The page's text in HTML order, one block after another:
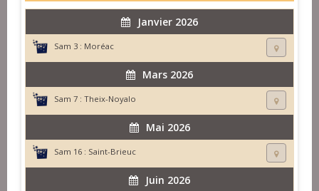
Janvier 2026
Sam 3 : Moréac
Mars 2026
Sam 7 : Theix-Noyalo
Mai 2026
Sam 16 : Saint-Brieuc
Juin 2026